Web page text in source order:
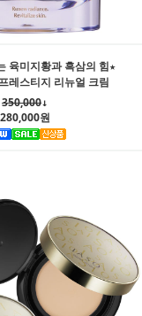
육미지황과 흑삼의 힘★
레스티지 리뉴얼 크림
350,000↓
280,000원